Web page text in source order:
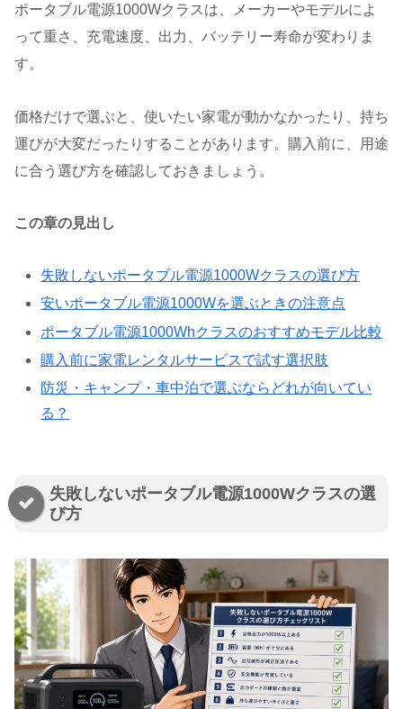
ポータブル電源1000Wクラスは、メーカーやモデルによ
って重さ、充電速度、出力、バッテリー寿命が変わりま
す。
価格だけで選ぶと、使いたい家電が動かなかったり、持ち
運びが大変だったりすることがあります。購入前に、用途
に合う選び方を確認しておきましょう。
この章の見出し
失敗しないポータブル電源1000Wクラスの選び方
安いポータブル電源1000Wを選ぶときの注意点
ポータブル電源1000Whクラスのおすすめモデル比較
購入前に家電レンタルサービスで試す選択肢
防災・キャンプ・車中泊で選ぶならどれが向いてい
る？
失敗しないポータブル電源1000Wクラスの選
び方